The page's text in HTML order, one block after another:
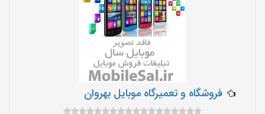
فروشگاه و تعمیرگاه موبایل بهروان